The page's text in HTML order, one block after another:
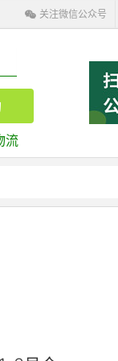
关注微信公众号
流